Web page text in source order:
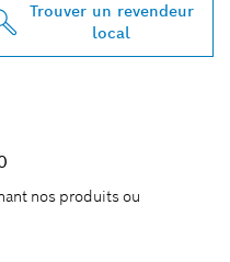
Trouver un revendeur
local
nos produits ou